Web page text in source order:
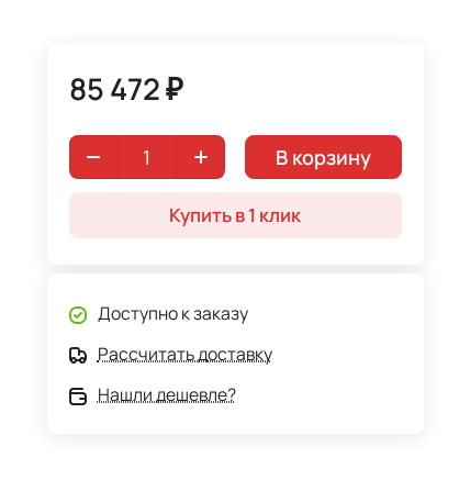
85 472 ₽
В корзину
Купить в 1 клик
Доступно к заказу
Рассчитать доставку
Нашли дешевле?